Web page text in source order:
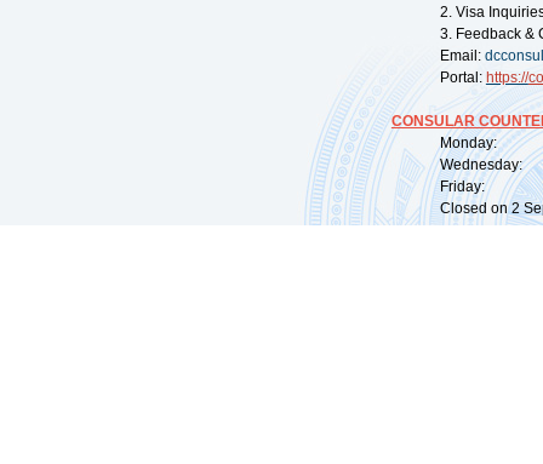
2. Visa
3. Feedback &
Email:
Portal: https://
CONSULAR
Monday:
Wednesday:
Friday:
Closed on 2